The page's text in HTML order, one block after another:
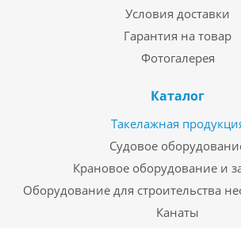
Условия доставки
Гарантия на товар
Фотогалерея
Каталог
Такелажная
Судовое
Крановое оборудование и
Оборудование для строительства
Канаты